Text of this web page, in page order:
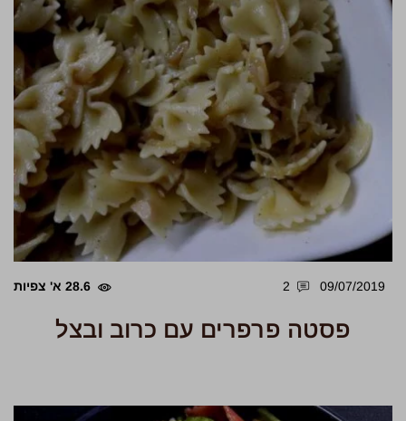
09/07/2019
2 28.6 א' צפיות
פסטה פרפרים עם כרוב ובצל